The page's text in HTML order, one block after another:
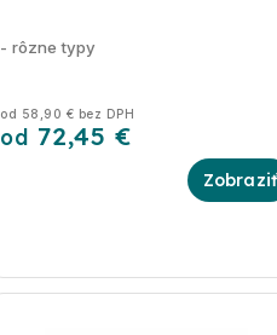
od 58,90 € bez DPH
od 72,45 €
- rôzne typy